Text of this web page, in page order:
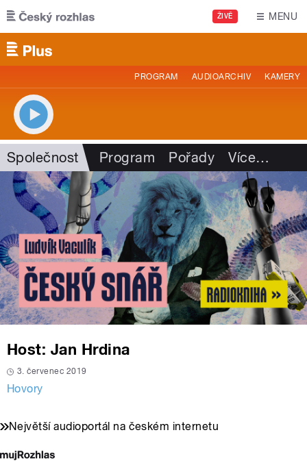
Přejít k hlavnímu obsahu
ŽIVĚ MENU
PROGRAM AUDIOARCHIV KAMERY
Společnost Program Pořady Více…
Host: Jan Hrdina
3. červenec 2019
Hovory
Největší audioportál na českém internetu